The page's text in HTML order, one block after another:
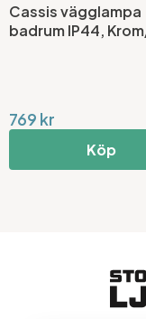
Cassis vägglampa
badrum IP44,
769 kr
Köp